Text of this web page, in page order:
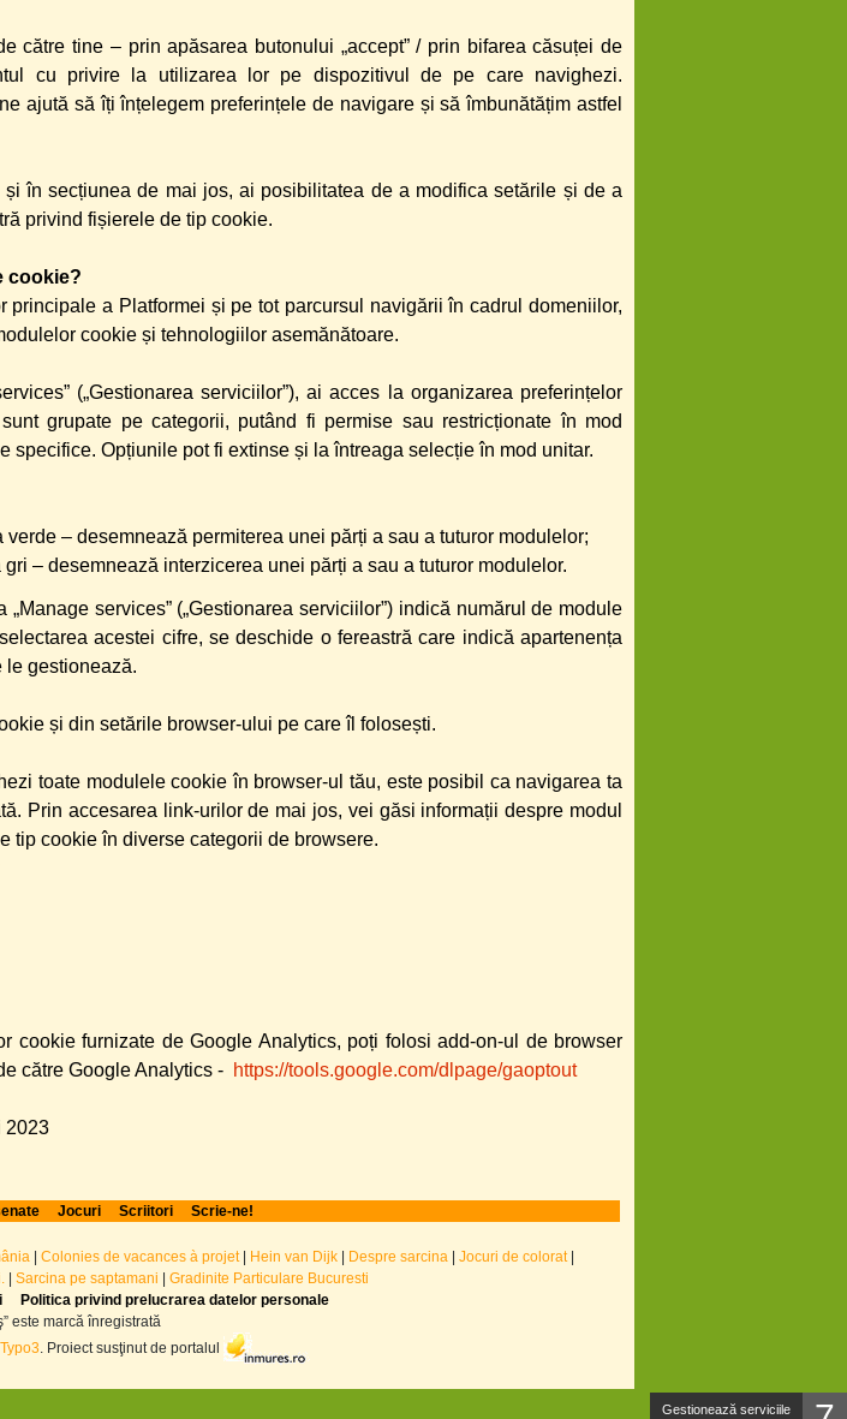
către tine – prin apăsarea butonului „accept” / prin bifarea căsuței de
cu privire la utilizarea lor pe dispozitivul de pe care navighezi.
ajută să îți înțelegem preferințele de navigare și să îmbunătățim astfel
în secțiunea de mai jos, ai posibilitatea de a modifica setările și de a
privind fișierele de tip cookie.
cookie?
principale a Platformei și pe tot parcursul navigării în cadrul domeniilor,
cookie și tehnologiilor asemănătoare.
(„Gestionarea serviciilor”), ai acces la organizarea preferințelor
grupate pe categorii, putând fi permise sau restricționate în mod
specifice. Opțiunile pot fi extinse și la întreaga selecție în mod unitar.
verde – desemnează permiterea unei părți a sau a tuturor modulelor;
gri – desemnează interzicerea unei părți a sau a tuturor modulelor.
services” („Gestionarea serviciilor”) indică numărul de module
acestei cifre, se deschide o fereastră care indică apartenența
le gestionează.
și din setările browser-ului pe care îl folosești.
toate modulele cookie în browser-ul tău, este posibil ca navigarea ta
Prin accesarea link-urilor de mai jos, vei găsi informații despre modul
tip cookie în diverse categorii de browsere.
cookie furnizate de Google Analytics, poți folosi add-on-ul de browser
către Google Analytics - https://tools.google.com/dlpage/gaoptout
2023
Jocuri Scriitori Scrie-ne!
Colonies de vacances à projet| Hein van Dijk Despre sarcina Jocuri de colorat
| Sarcina pe saptamani
Gradinite Particulare Bucuresti
Politica privind prelucrarea datelor personale
este marcă înregistrată
Typo3 . Proiect susţinut de portalul
Gestionează serviciile